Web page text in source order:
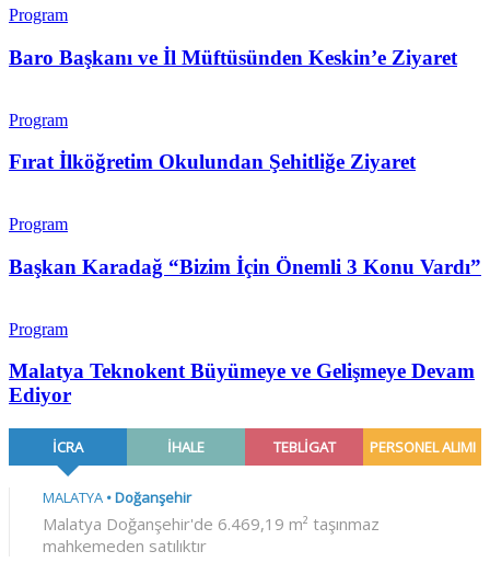
Program
Baro Başkanı ve İl Müftüsünden Keskin’e Ziyaret
Program
Fırat İlköğretim Okulundan Şehitliğe Ziyaret
Program
Başkan Karadağ “Bizim İçin Önemli 3 Konu Vardı”
Program
Malatya Teknokent Büyümeye ve Gelişmeye Devam
Ediyor